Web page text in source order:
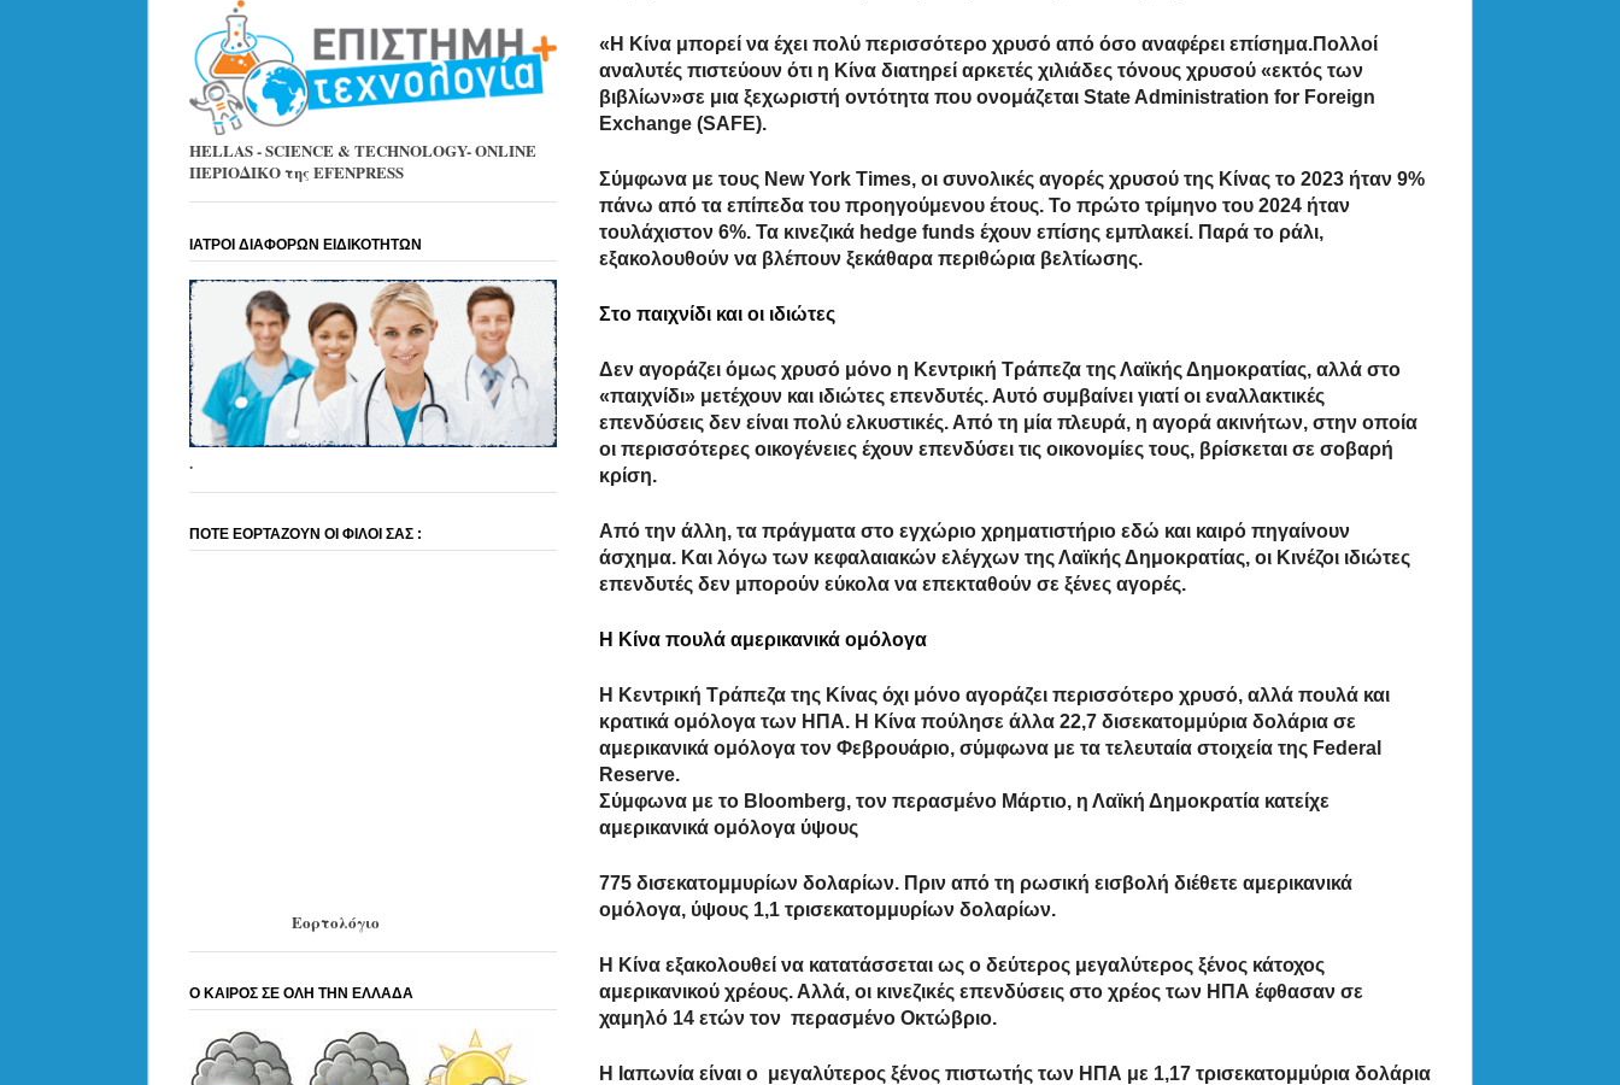
«Η Κίνα μπορεί να έχει πολύ περισσότερο χρυσό από όσο αναφέρει επίσημα.Πολλοί
αναλυτές πιστεύουν ότι η Κίνα διατηρεί αρκετές χιλιάδες τόνους χρυσού «εκτός των
βιβλίων»σε μια ξεχωριστή οντότητα που ονομάζεται State Administration for Foreign
Exchange (SAFE).
Σύμφωνα με τους New York Times, οι συνολικές αγορές χρυσού της Κίνας το 2023 ήταν 9%
πάνω από τα επίπεδα του προηγούμενου έτους. Το πρώτο τρίμηνο του 2024 ήταν
τουλάχιστον 6%. Τα κινεζικά hedge funds έχουν επίσης εμπλακεί. Παρά το ράλι,
εξακολουθούν να βλέπουν ξεκάθαρα περιθώρια βελτίωσης.
Στο παιχνίδι και οι ιδιώτες
Δεν αγοράζει όμως χρυσό μόνο η Κεντρική Τράπεζα της Λαϊκής Δημοκρατίας, αλλά στο
«παιχνίδι» μετέχουν και ιδιώτες επενδυτές. Αυτό συμβαίνει γιατί οι εναλλακτικές
επενδύσεις δεν είναι πολύ ελκυστικές. Από τη μία πλευρά, η αγορά ακινήτων, στην οποία
οι περισσότερες οικογένειες έχουν επενδύσει τις οικονομίες τους, βρίσκεται σε σοβαρή
κρίση.
Από την άλλη, τα πράγματα στο εγχώριο χρηματιστήριο εδώ και καιρό πηγαίνουν
άσχημα. Και λόγω των κεφαλαιακών ελέγχων της Λαϊκής Δημοκρατίας, οι Κινέζοι ιδιώτες
επενδυτές δεν μπορούν εύκολα να επεκταθούν σε ξένες αγορές.
Η Κίνα πουλά αμερικανικά ομόλογα
Η Κεντρική Τράπεζα της Κίνας όχι μόνο αγοράζει περισσότερο χρυσό, αλλά πουλά και
κρατικά ομόλογα των ΗΠΑ. Η Κίνα πούλησε άλλα 22,7 δισεκατομμύρια δολάρια σε
αμερικανικά ομόλογα τον Φεβρουάριο, σύμφωνα με τα τελευταία στοιχεία της Federal
Reserve.
Σύμφωνα με το Bloomberg, τον περασμένο Μάρτιο, η Λαϊκή Δημοκρατία κατείχε
αμερικανικά ομόλογα ύψους
775 δισεκατομμυρίων δολαρίων. Πριν από τη ρωσική εισβολή διέθετε αμερικανικά
ομόλογα, ύψους 1,1 τρισεκατομμυρίων δολαρίων.
Η Κίνα εξακολουθεί να κατατάσσεται ως ο δεύτερος μεγαλύτερος ξένος κάτοχος
αμερικανικού χρέους. Αλλά, οι κινεζικές επενδύσεις στο χρέος των ΗΠΑ έφθασαν σε
χαμηλό 14 ετών τον περασμένο Οκτώβριο.
Η Ιαπωνία είναι ο μεγαλύτερος ξένος πιστωτής των ΗΠΑ με 1,17 τρισεκατομμύρια δολάρια
HELLAS - SCIENCE & TECHNOLOGY- ONLINE
ΠΕΡΙΟΔΙΚΟ της EFENPRESS
ΙΑΤΡΟΙ ΔΙΑΦΟΡΩΝ ΕΙΔΙΚΟΤΗΤΩΝ
.
ΠΟΤΕ ΕΟΡΤΑΖΟΥΝ ΟΙ ΦΙΛΟΙ ΣΑΣ :
Εορτολόγιο
Ο ΚΑΙΡΟΣ ΣΕ ΟΛΗ ΤΗΝ ΕΛΛΑΔΑ